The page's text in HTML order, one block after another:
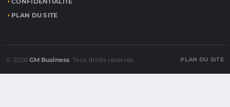
PLAN DU SITE
© 2026 GM Business. Tous droits réservés. PLAN DU SITE